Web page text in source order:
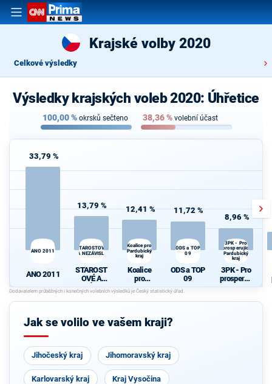
Krajské volby 2020
Celkové výsledky
Výsledky krajských voleb 2020: Úhřetice
100,00% okrsků sečteno 38,36% volební účast
33,79 %
ANO 2011
ANO 2011
13,79 %
STAROSTOVÉ
A NEZÁVISLÍ
STAROST
OVÉ A
NEZÁVISL
Í
12,41 %
Koalice pro
Pardubický
kraj
Koalice
pro
Pardubick
ý kraj
11,72 %
ODS a TOP
09
ODS a TOP
09
8,96 %
3PK - Pro
prosperující
Pardubický
kraj
3PK - Pro
prosperují
cí
ý kraj
Jak se volilo ve vašem kraji?
Jihočeský kraj Jihomoravský kraj
Karlovarský kraj Kraj Vysočina